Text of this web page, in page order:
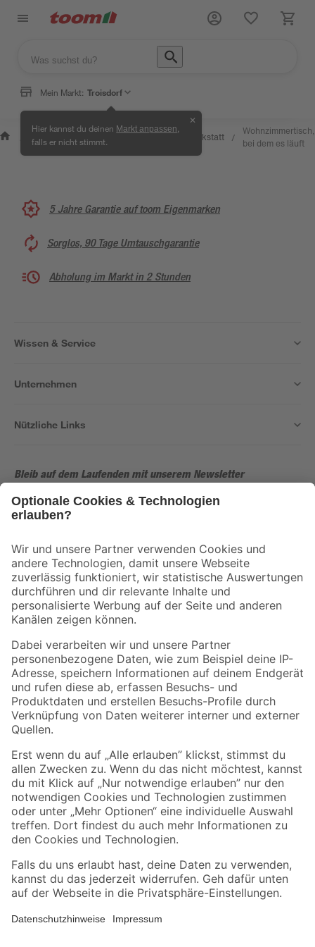
Mein Markt: Troisdorf
Hier kannst du deinen Markt anpassen
falls er nicht stimmt.
✕
Wissen
&
/
Selbermachen
& Ratgeber
Kreativwerkstatt /
Wohnzimmertisch,
bei dem es läuft
5 Jahre Garantie auf toom Eigenmarken
Sorglos, 90 Tage Umtauschgarantie
Abholung im Markt in 2 Stunden
Wissen & Service
Unternehmen
Nützliche Links
Bleib auf dem Laufenden mit unserem Newsletter
Der toom Newsletter: Keine Angebote und Aktionen mehr verpassen!
Folge uns
Zahlungsarten Versandarten
Sicher einkaufen
Jetzt die toom-App herunterladen
Alle Preisangaben in EUR inkl. gesetzl. MwSt.. Die dargestellten Angebote sind unter
Umständen nicht in allen Märkten verfügbar. Die angegebenen Verfügbarkeiten beziehen
sich auf den unter "Mein Markt" ausgewählten toom Baumarkt. Alle Angebote und
*Paketversand ab 59 € versandkostenfrei, gilt nicht für Artikel mit Speditionsversand, hier
fallen zusätzliche Versandkosten an.